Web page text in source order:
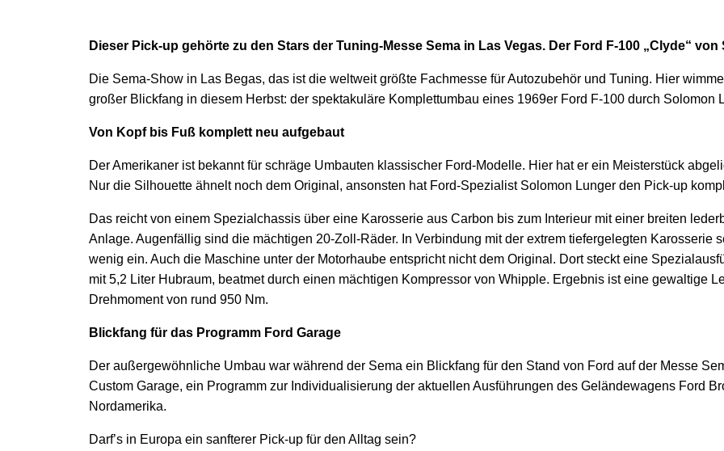
Dieser Pick-up gehörte zu den Stars der Tuning-Messe Sema in Las Vegas. Der Ford F-100 „Clyde“
Die Sema-Show in Las Begas, das ist die weltweit größte Fachmesse für Autozubehör und Tuning. Hier
großer Blickfang in diesem Herbst: der spektakuläre Komplettumbau eines 1969er Ford F-100 durch Solomon
Von Kopf bis Fuß komplett neu aufgebaut
Der Amerikaner ist bekannt für schräge Umbauten klassischer Ford-Modelle. Hier hat er ein Meisterstück
Nur die Silhouette ähnelt noch dem Original, ansonsten hat Ford-Spezialist Solomon Lunger den Pick-up
Das reicht von einem Spezialchassis über eine Karosserie aus Carbon bis zum Interieur mit einer breiten
Anlage. Augenfällig sind die mächtigen 20-Zoll-Räder. In Verbindung mit der extrem tiefergelegten Karosserie
wenig ein. Auch die Maschine unter der Motorhaube entspricht nicht dem Original. Dort steckt eine
mit 5,2 Liter Hubraum, beatmet durch einen mächtigen Kompressor von Whipple. Ergebnis ist eine gewaltige
Drehmoment von rund 950 Nm.
Blickfang für das Programm Ford Garage
Der außergewöhnliche Umbau war während der Sema ein Blickfang für den Stand von Ford auf der Messe
Custom Garage, ein Programm zur Individualisierung der aktuellen Ausführungen des Geländewagens Ford
Nordamerika.
Darf’s in Europa ein sanfterer Pick-up für den Alltag sein?